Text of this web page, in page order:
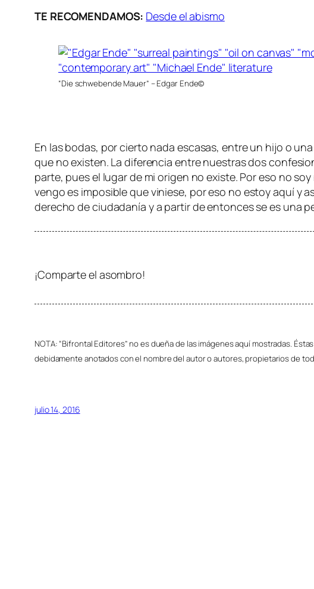
TE RECOMENDAMOS: Desde el abismo
“Die schwebende Mauer” – Edgar Ende©
En las bodas, por cierto nada escasas, entre un hijo o
que no existen. La diferencia entre nuestras dos
parte, pues el lugar de mi origen no existe. Por eso no
vengo es imposible que viniese, por eso no estoy aquí y
derecho de ciudadanía y a partir de entonces se es una
¡Comparte el asombro!
NOTA: “Bifrontal Editores” no es dueña de las imágenes aquí mostradas.
debidamente anotados con el nombre del autor o autores, propietarios de
julio 14, 2016